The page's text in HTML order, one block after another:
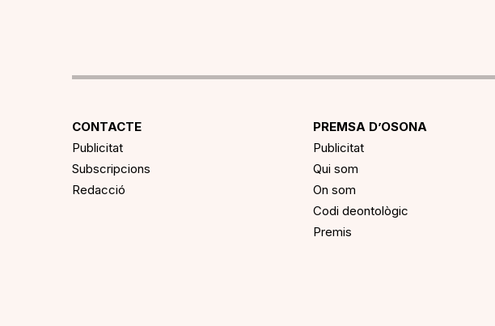
CONTACTE
Publicitat
Subscripcions
Redacció
PREMSA D’OSONA
Publicitat
Qui som
On som
Codi deontològic
Premis